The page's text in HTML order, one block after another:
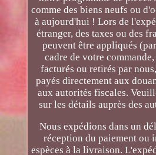
comme des biens neufs ou
à aujourd'hui ! Lors de
étranger, des taxes ou des
peuvent être appliqués
cadre de votre
facturés ou retirés par
payés directement aux
aux autorités fiscales.
sur les détails auprès des
Nous expédions dans un
réception du paiement ou
espèces à la livraison.